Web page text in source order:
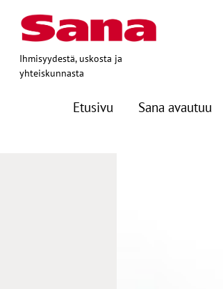
Ihmisyydestä, uskosta ja
yhteiskunnasta
Etusivu Sana avautuu